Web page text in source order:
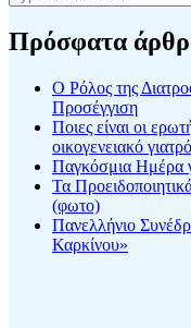
Πρόσφατα
Ο Ρόλος της
Προσέγγιση
Ποιες είναι οι
οικογενειακό
Παγκόσμια Ημέρα
Τα
(φωτο)
Πανελλήνιο
Καρκίνου»